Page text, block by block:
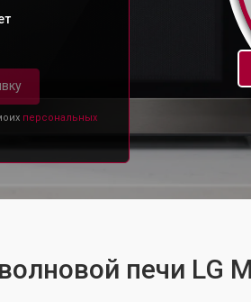
персональных
печи LG